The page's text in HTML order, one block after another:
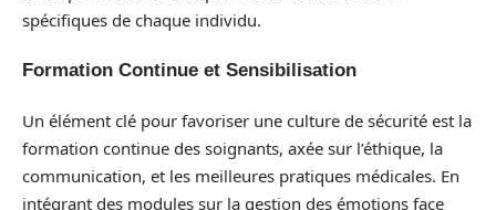
spécifiques de chaque individu.
Formation Continue et Sensibilisation
Un élément clé pour favoriser une culture de sécurité est la
formation continue des soignants, axée sur l’éthique, la
communication, et les meilleures pratiques médicales. En
intégrant des modules sur la gestion des émotions face